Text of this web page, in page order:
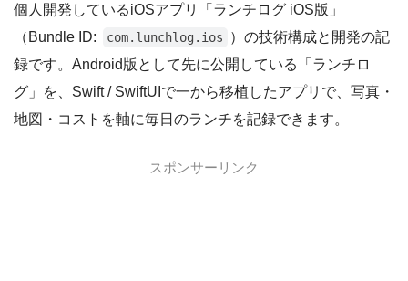
個人開発しているiOSアプリ「ランチログ iOS版」
（Bundle ID:
com.lunchlog.ios
）の技術構成と開発の記
録です。Android版として先に公開している「ランチロ
グ」を、Swift / SwiftUIで一から移植したアプリで、写真・
地図・コストを軸に毎日のランチを記録できます。
スポンサーリンク